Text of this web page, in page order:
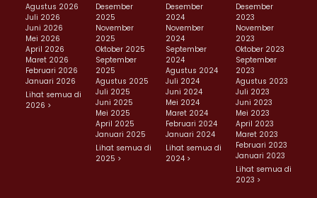
Agustus 2026
Juli 2026
Juni 2026
Mei 2026
April 2026
Maret 2026
Februari 2026
Januari 2026
Lihat semua di
2026 >
Desember
2025
November
2025
Oktober 2025
September
2025
Agustus 2025
Juli 2025
Juni 2025
Mei 2025
April 2025
Januari 2025
Lihat semua di
2025 >
Desember
2024
November
2024
September
2024
Agustus 2024
Juli 2024
Juni 2024
Mei 2024
Maret 2024
Februari 2024
Januari 2024
Lihat semua di
2024 >
Desember
2023
November
2023
Oktober 2023
September
2023
Agustus 2023
Juli 2023
Juni 2023
Mei 2023
April 2023
Maret 2023
Februari 2023
Januari 2023
Lihat semua di
2023 >